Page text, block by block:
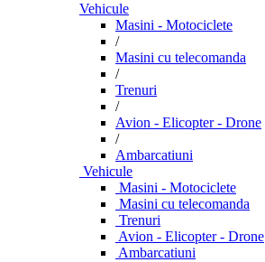
Vehicule
Masini - Motociclete
/
Masini cu telecomanda
/
Trenuri
/
Avion - Elicopter - Drone
/
Ambarcatiuni
Vehicule
Masini - Motociclete
Masini cu telecomanda
Trenuri
Avion - Elicopter - Drone
Ambarcatiuni